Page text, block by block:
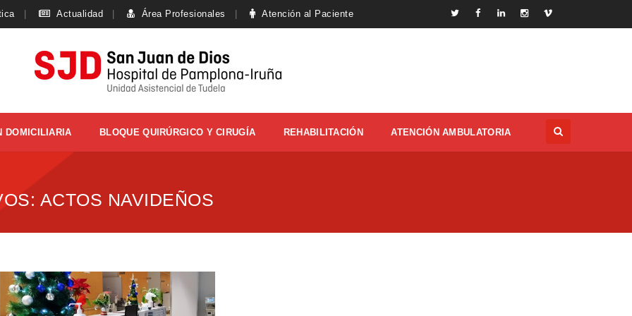
Actualidad Área Profesionales Atención al Paciente
DOMICILIARIA BLOQUE QUIRÚRGICO Y CIRUGÍA REHABILITACIÓN ATENCIÓN AMBULATORIA
ACTOS NAVIDEÑOS